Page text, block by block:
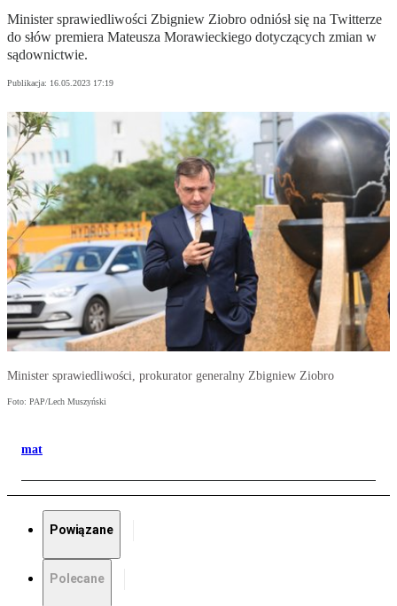
Minister sprawiedliwości Zbigniew Ziobro odniósł się na Twitterze
do słów premiera Mateusza Morawieckiego dotyczących zmian w
sądownictwie.
Publikacja: 16.05.2023 17:19
Minister sprawiedliwości, prokurator generalny Zbigniew Ziobro
Foto: PAP/Lech Muszyński
mat
Powiązane
Polecane